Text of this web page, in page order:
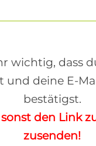
wichtig, dass
und deine E-
bestätigst.
den Link
zusenden!